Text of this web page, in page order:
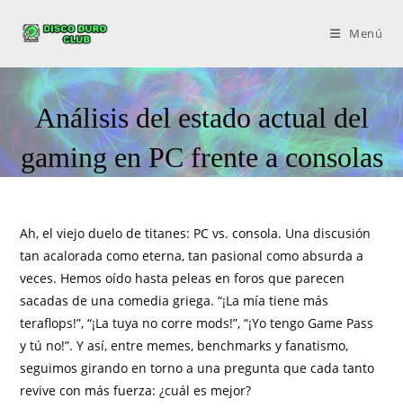
Menú
Análisis del estado actual del
gaming en PC frente a consolas
Ah, el viejo duelo de titanes: PC vs. consola. Una discusión
tan acalorada como eterna, tan pasional como absurda a
veces. Hemos oído hasta peleas en foros que parecen
sacadas de una comedia griega. “¡La mía tiene más
teraflops!”, “¡La tuya no corre mods!”, “¡Yo tengo Game Pass
y tú no!”. Y así, entre memes, benchmarks y fanatismo,
seguimos girando en torno a una pregunta que cada tanto
revive con más fuerza: ¿cuál es mejor?